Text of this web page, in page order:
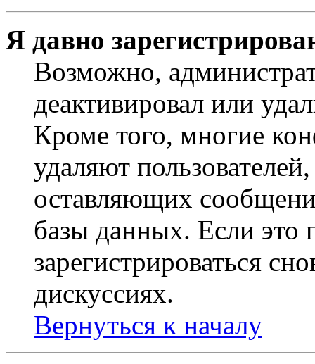
Я давно
Возможно,
деактивировал или
Кроме того, многие
удаляют
оставляющих
базы данных. Если это
зарегистрироваться
дискуссиях.
Вернуться к началу